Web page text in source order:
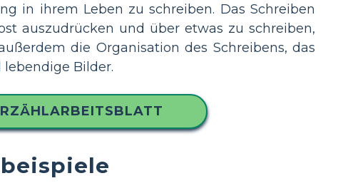
in ihrem Leben zu schreiben. Das Schreiben
auszudrücken und über etwas zu schreiben,
die Organisation des Schreibens, das
Bilder.